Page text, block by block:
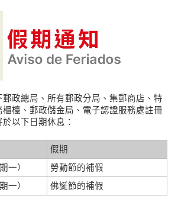
政總局、所有郵政分局、集郵商店、特
檯、郵政儲金局、電子認證服務處註冊
以下日期休息：
假期
一）
勞動節的補假
一）
佛誕節的補假